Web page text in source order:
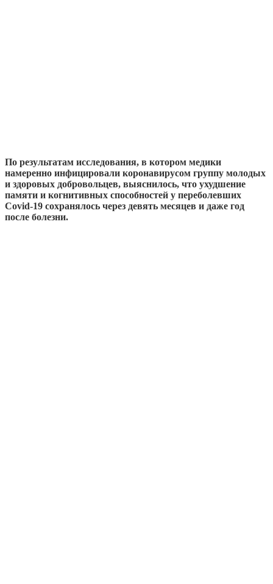
По результатам исследования, в котором медики
намеренно инфицировали коронавирусом группу молодых
и здоровых добровольцев, выяснилось, что ухудшение
памяти и когнитивных способностей у переболевших
Covid-19 сохранялось через девять месяцев и даже год
после болезни.